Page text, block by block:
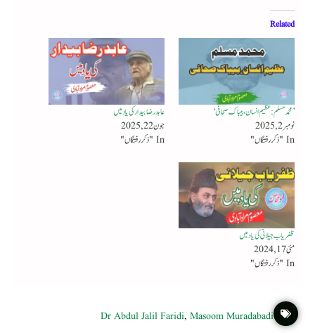
Related
’محمد مسلم : عظیم انسان، بیباک صحافی‘
نومبر 2, 2025
In "ذکر رفتگاں"
عابد رضا بیدار کی یاد میں
جون 22, 2025
In "ذکر رفتگاں"
ظفریاب جیلانی کی یادمیں
مئی 17, 2024
In "ذکر رفتگاں"
Dr Abdul Jalil Faridi,Masoom Muradabadi